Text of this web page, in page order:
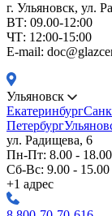
г. Ульяновск, ул.
ВТ: 09.00-12:00
ЧТ: 12:00-15:00
E-mail:
Ульяновск
Екатеринбург
Петербург
ул. Радищева, 6
Пн-Пт: 8.00 - 18.00
Сб-Вс: 9.00 - 15.00
+1 адрес